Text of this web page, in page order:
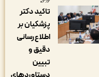
تاکید دکتر
پزشکیان بر
اطلاع‌رسانی